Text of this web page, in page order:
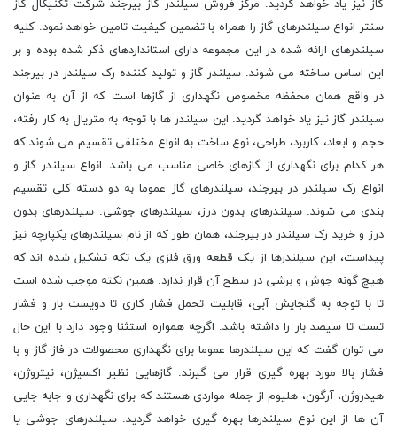
گاز نیز یاد خواهد گردید. مرکز فروش سیلندر گاز بیرجند شرکت تکنیکال گاز
سنتر انواع سیلندرهای گاز را همراه با تضمین کیفیت تامین خواهد نمود. کلیه
سیلندرهای ارائه شده در این مجموعه دارای استانداردهای ذکر شده بوده و بر
این اساس ساخته می شوند. سیلندر گاز و تولید کننده رک سیلندر در بیرجند
در واقع همان محفظه مخصوص نگهداری از گازها است که از آن به عنوان
سیلندر گاز نیز یاد خواهد گردید. این سیلندر ها با توجه به متریال به کار رفته،
حجم و ابعاد، کاربرد، طراحی، نوع ساخت به انواع مختلفی تقسیم می شوند که
هر کدام برای نگهداری از گازهای خاصی مناسب می باشد. انواع سیلندر گاز و
انواع رک سیلندر در بیرجند، سیلندرهای گاز عموما به دو دسته کلی تقسیم
بندی می شوند. سیلندرهای بدون درز، سیلندرهای جوشی. سیلندرهای بدون
درز و خرید رک سیلندر در بیرجند، همان طور که از نام سیلندرهای یکپارچه نیز
پیداست، این سیلندرها از یک قطعه ورق فلزی یک تکه تشکیل شده اند که
هیچ گونه جوش و برشی در سطح آن قرار ندارد. همین نکته موجب شده است
تا با توجه به گنجایش آبی، قابلیت تحمل فشار کاری تا دویست بار و فشار
تست تا سیصد بار را داشته باشد. اگرچه همواره استثنا وجود دارد با این حال
می توان گفت که این سیلندرها عموما برای نگهداری محصولات در فاز گاز و با
فشار بالا مورد بهره گیری قرار می گیرند. گازهایی نظیر اکسیژن، نیتروژن،
هیدروژن، آرگون، هلیوم از جمله مواردی هستند که برای نگهداری و جابه جایی
آن ها از این نوع سیلندرها بهره گیری خواهد گردید. سیلندرهای جوشی یا